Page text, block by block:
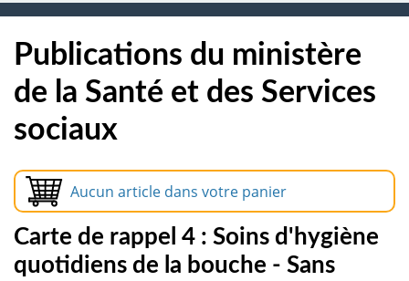
Publications du ministère
de la Santé et des Services
sociaux
Aucun article dans votre panier
Carte de rappel 4 : Soins d'hygiène
quotidiens de la bouche - Sans